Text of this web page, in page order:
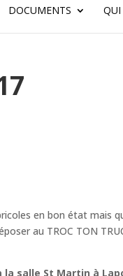
DOCUMENTS QUI
en bon état mais
au TROC TON
la salle St Martin à